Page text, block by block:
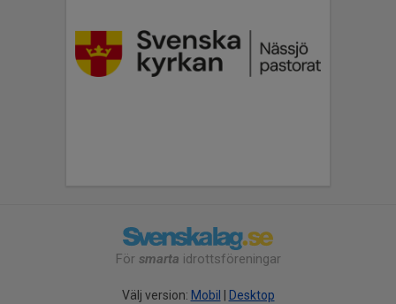
För smarta idrottsföreningar
Välj version: Mobil | Desktop